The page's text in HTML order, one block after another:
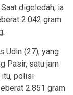
digeledah, ia
2.042 gram
Udin (27), yang
Pasir, satu jam
itu, polisi
2.851 gram